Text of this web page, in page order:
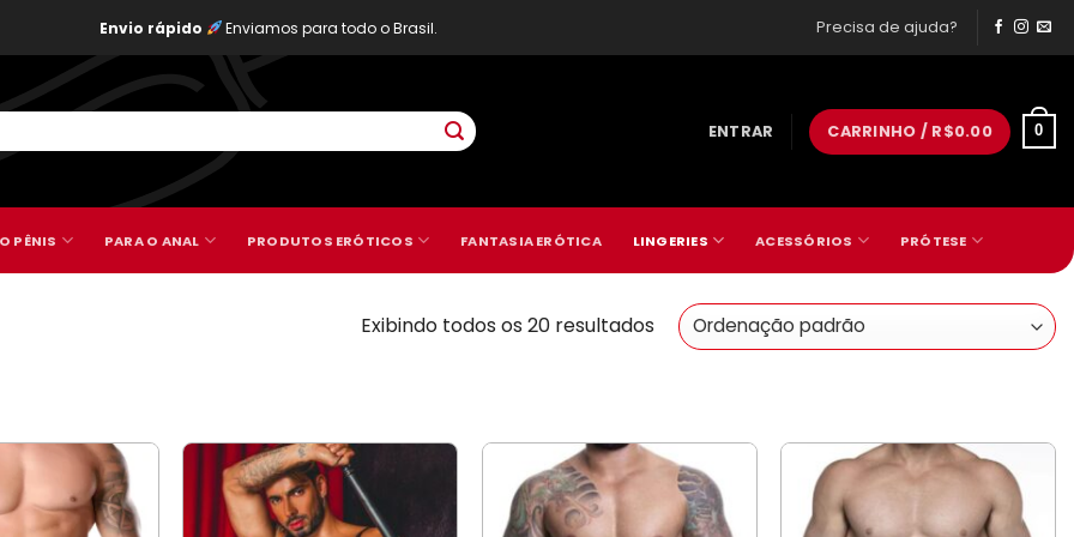
Envio rápido Enviamos para todo o Brasil. Precisa de ajuda?
ENTRAR CARRINHO / R$0.00 0
PÊNIS PARA O ANAL PRODUTOS ERÓTICOS FANTASIA ERÓTICA LINGERIES ACESSÓRIOS PRÓTESE
Exibindo todos os 20 resultados
FILTRO
— R$169